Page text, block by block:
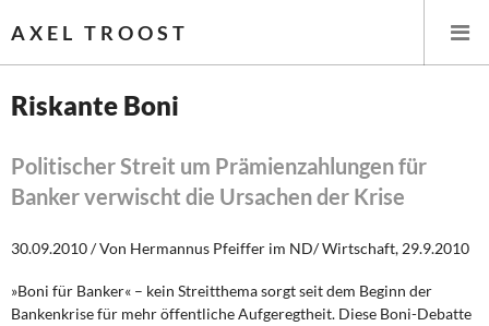
AXEL TROOST
Themen
Leitlinien linker Wirtschafts- und Finanzpolitik
Wirtschaftspolitik
Riskante Boni
Politischer Streit um Prämienzahlungen für
Banker verwischt die Ursachen der Krise
30.09.2010 / Von Hermannus Pfeiffer im ND/ Wirtschaft, 29.9.2010
»Boni für Banker« – kein Streitthema sorgt seit dem Beginn der
Bankenkrise für mehr öffentliche Aufgeregtheit. Diese Boni-Debatte